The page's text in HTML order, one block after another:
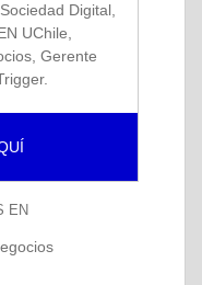
Digital,
UChile,
Gerente
EN